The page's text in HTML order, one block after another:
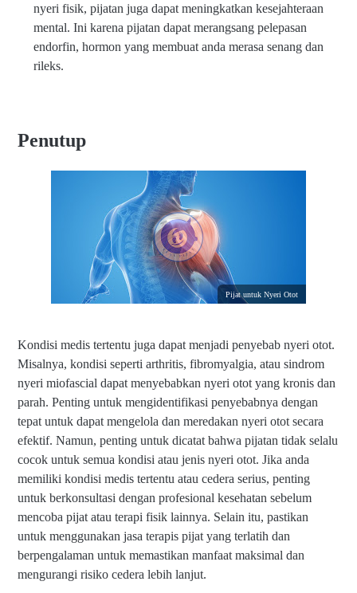
nyeri fisik, pijatan juga dapat meningkatkan kesejahteraan
mental. Ini karena pijatan dapat merangsang pelepasan
endorfin, hormon yang membuat anda merasa senang dan
rileks.
Penutup
Pijat untuk Nyeri Otot
Kondisi medis tertentu juga dapat menjadi penyebab nyeri otot.
Misalnya, kondisi seperti arthritis, fibromyalgia, atau sindrom
nyeri miofascial dapat menyebabkan nyeri otot yang kronis dan
parah. Penting untuk mengidentifikasi penyebabnya dengan
tepat untuk dapat mengelola dan meredakan nyeri otot secara
efektif. Namun, penting untuk dicatat bahwa pijatan tidak selalu
cocok untuk semua kondisi atau jenis nyeri otot. Jika anda
memiliki kondisi medis tertentu atau cedera serius, penting
untuk berkonsultasi dengan profesional kesehatan sebelum
mencoba pijat atau terapi fisik lainnya. Selain itu, pastikan
untuk menggunakan jasa terapis pijat yang terlatih dan
berpengalaman untuk memastikan manfaat maksimal dan
mengurangi risiko cedera lebih lanjut.